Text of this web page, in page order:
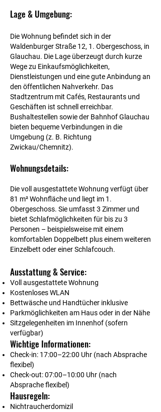
Lage & Umgebung:
Die Wohnung befindet sich in der
Waldenburger Straße 12, 1. Obergeschoss, in
Glauchau. Die Lage überzeugt durch kurze
Wege zu Einkaufsmöglichkeiten,
Dienstleistungen und eine gute Anbindung an
den öffentlichen Nahverkehr. Das
Stadtzentrum mit Cafés, Restaurants und
Geschäften ist schnell erreichbar.
Bushaltestellen sowie der Bahnhof Glauchau
bieten bequeme Verbindungen in die
Umgebung (z. B. Richtung
Zwickau/Chemnitz).
Wohnungsdetails:
Die voll ausgestattete Wohnung verfügt über
81 m² Wohnfläche und liegt im 1.
Obergeschoss. Sie umfasst 3 Zimmer und
bietet Schlafmöglichkeiten für bis zu 3
Personen – beispielsweise mit einem
komfortablen Doppelbett plus einem weiteren
Einzelbett oder einer Schlafcouch.
Ausstattung & Service:
Voll ausgestattete Wohnung
Kostenloses WLAN
Bettwäsche und Handtücher inklusive
Parkmöglichkeiten am Haus oder in der Nähe
Sitzgelegenheiten im Innenhof (sofern
verfügbar)
Wichtige Informationen:
Check-in: 17:00–22:00 Uhr (nach Absprache
flexibel)
Check-out: 07:00–10:00 Uhr (nach
Absprache flexibel)
Hausregeln:
Nichtraucherdomizil